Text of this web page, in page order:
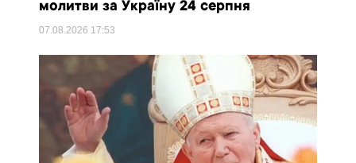
молитви за Україну 24 серпня
07.08.2026 17:53